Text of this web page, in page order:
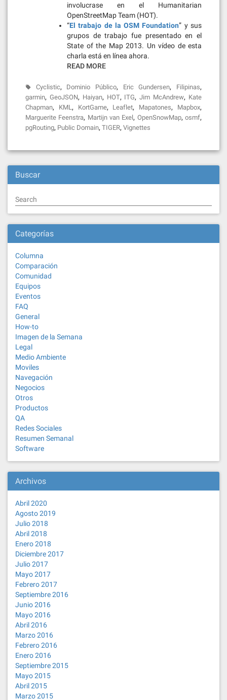
involucrase en el Humanitarian
OpenStreetMap Team (HOT).
“El trabajo de la OSM Foundation” y sus
grupos de trabajo fue presentado en el
State of the Map 2013. Un vídeo de esta
charla está en línea ahora.
READ MORE
Cyclistic, Dominio Público, Eric Gundersen, Filipinas,
garmin, GeoJSON, Haiyan, HOT, ITG,Jim McAndrew, Kate
Chapman, KML, KortGame, Leaflet, Mapatones, Mapbox,
Marguerite Feenstra, Martijn van Exel, OpenSnowMap,osmf,
pgRouting, Public Domain, TIGER, Vignettes
Buscar
Search
Categorías
Columna
Comparación
Comunidad
Equipos
Eventos
FAQ
General
How-to
Imagen de la Semana
Legal
Medio Ambiente
Moviles
Navegación
Negocios
Otros
Productos
QA
Redes Sociales
Resumen Semanal
Software
Archivos
Abril 2020
Agosto 2019
Julio 2018
Abril 2018
Enero 2018
Diciembre 2017
Julio 2017
Mayo 2017
Febrero 2017
Septiembre 2016
Junio 2016
Mayo 2016
Abril 2016
Marzo 2016
Febrero 2016
Enero 2016
Septiembre 2015
Mayo 2015
Abril 2015
Marzo 2015